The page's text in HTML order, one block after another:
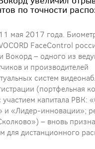
по точности
мая 2017 года.
FaceControl
Вокорд – одного из
и производителей
систем
(портфельная
капитала РВК:
и «Лидер-инновации»;
– вновь
для дистанционного